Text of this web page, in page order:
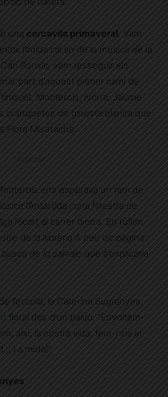
una cercavila primaveral
. Vam
florida i al so de la música de la
Ponsic, vam resseguir els
part d’aquest primer camí de
Monterols, Ivorra, Jaume
branquetes de ginesta blanca que
Flora Miserachs.
Publicitat
ens esperava un ram de
l’Antàrtida i una finestra de
Ricart al carrer Ivorra. En l’últim
de la llibreria A peu de pàgina
busca de lo salvaje que s’explicaria
l’escola, la Caterina Sugranyes,
floral des d’un balcó. “Envoltem-
així, la nostra vida, fem-nos el
i a mida!”.